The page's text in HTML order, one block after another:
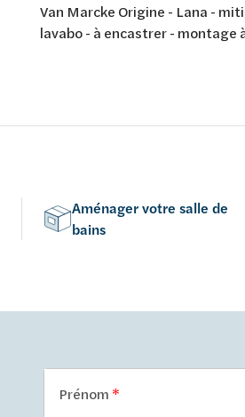
Van Marcke Origine - Lana -
lavabo - à encastrer - montage
Aménager votre salle de
bains
Prénom